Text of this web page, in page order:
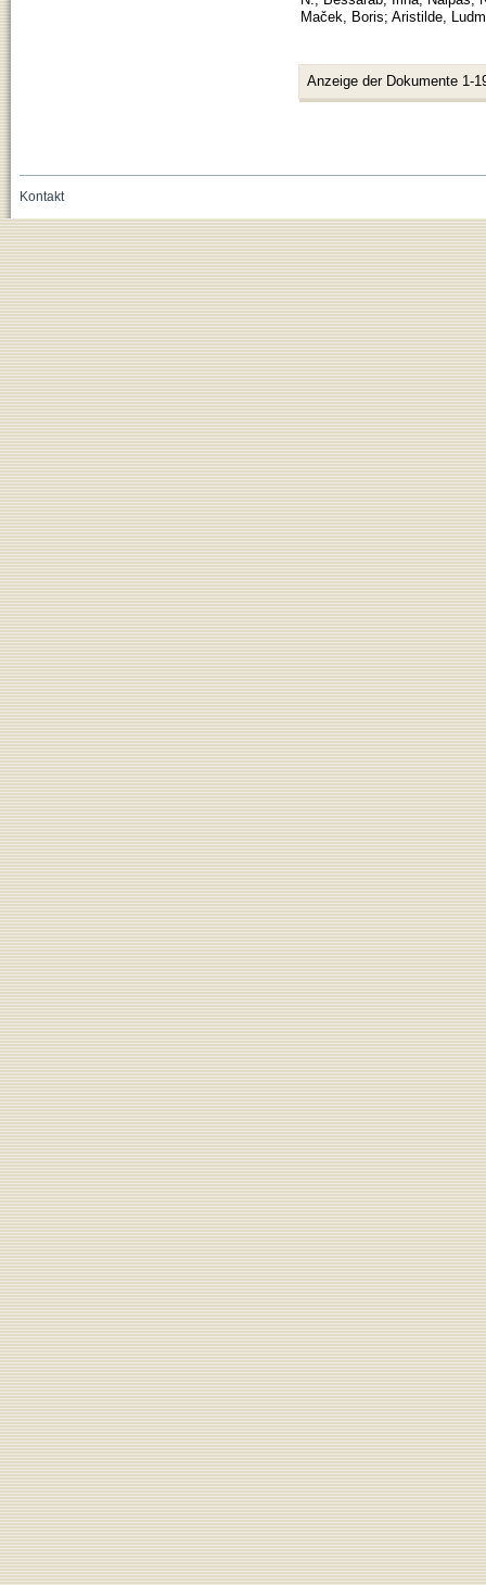
Maček, Boris; Aristilde,
Anzeige der Dokumente 1-
Kontakt